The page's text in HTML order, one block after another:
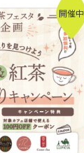
開催中